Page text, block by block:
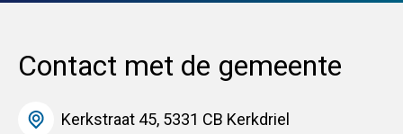
Contact met de gemeente
Kerkstraat 45, 5331 CB Kerkdriel